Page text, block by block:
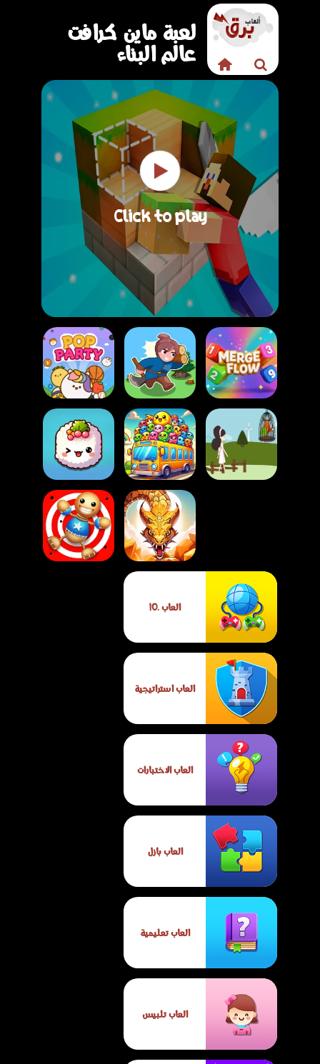
لعبة ماين كرافت
عالم البناء
Click to play
لعبة حفلة الفرقعة
لعبة حرب الجزر
البيكسلية
لعبة دمج التدفق
لعبة السوشي
المتنقلة
لعبة تنظيم الركاب
العملاقة
العاب .IO
العاب استراتيجية
العاب الاختبارات
العاب بازل
العاب تعليمية
العاب تلبيس